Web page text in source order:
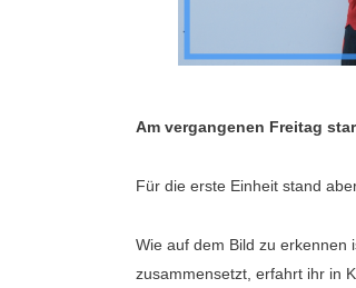
Am vergangenen Freitag
Für die erste Einheit stand
Wie auf dem Bild zu erkennen
zusammensetzt, erfahrt ihr in